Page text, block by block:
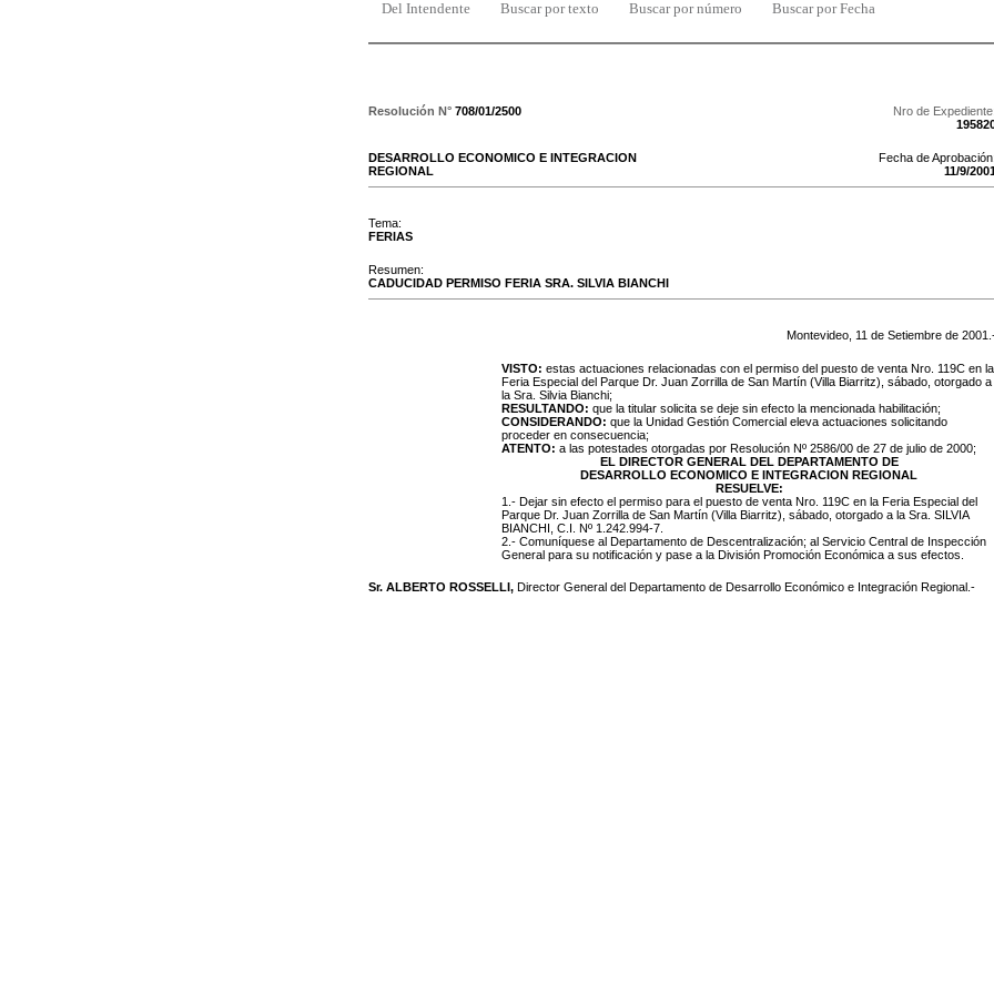
Del Intendente Buscar por texto Buscar por número Buscar por Fecha
Resolución N° 708/01/2500
Nro de Expediente:
DESARROLLO ECONOMICO E INTEGRACION
REGIONAL
Fecha de Aprobación:
11/9/
Tema:
FERIAS
Resumen:
CADUCIDAD PERMISO FERIA SRA. SILVIA BIANCHI
Montevideo, 11 de Setiembre de 2001
VISTO: estas actuaciones relacionadas con el permiso del puesto de venta Nro. 119C en la
Feria Especial del Parque Dr. Juan Zorrilla de San Martín (Villa Biarritz), sábado, otorgado a
la Sra. Silvia Bianchi;
RESULTANDO: que la titular solicita se deje sin efecto la mencionada habilitación;
CONSIDERANDO: que la Unidad Gestión Comercial eleva actuaciones solicitando
proceder en consecuencia;
ATENTO: a las potestades otorgadas por Resolución Nº 2586/00 de 27 de julio de 2000;
EL DIRECTOR GENERAL DEL DEPARTAMENTO DE
DESARROLLO ECONOMICO E INTEGRACION REGIONAL
RESUELVE:
1.- Dejar sin efecto el permiso para el puesto de venta Nro. 119C en la Feria Especial del
Parque Dr. Juan Zorrilla de San Martín (Villa Biarritz), sábado, otorgado a la Sra. SILVIA
BIANCHI, C.I. Nº 1.242.994-7.
2.- Comuníquese al Departamento de Descentralización; al Servicio Central de Inspección
General para su notificación y pase a la División Promoción Económica a sus efectos.
Sr. ALBERTO ROSSELLI, Director General del Departamento de Desarrollo Económico e Integración Regional.-